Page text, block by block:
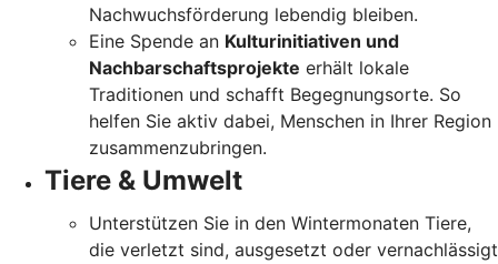
Nachwuchsförderung lebendig bleiben.
Eine Spende an Kulturinitiativen und
Nachbarschaftsprojekte erhält lokale
Traditionen und schafft Begegnungsorte. So
helfen Sie aktiv dabei, Menschen in Ihrer Region
zusammenzubringen.
Tiere & Umwelt
Unterstützen Sie in den Wintermonaten Tiere,
die verletzt sind, ausgesetzt oder vernachlässigt